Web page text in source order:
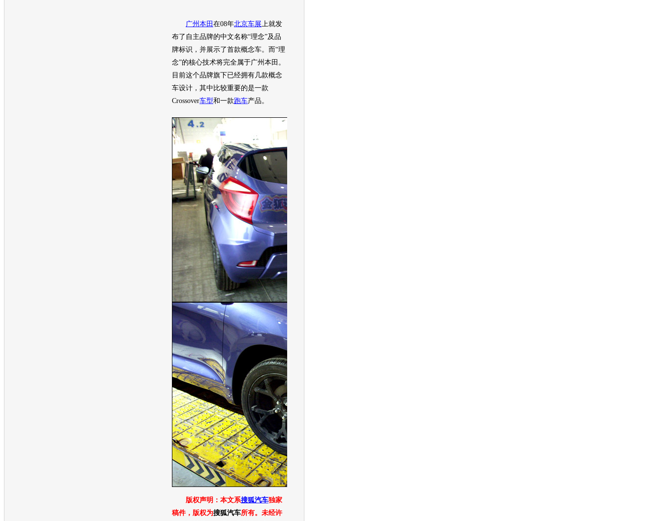
广州本田 在08年北京车展 上就发
布了自主品牌的中文名称“理念”及品
牌标识，并展示了首款概念车。而“理
念”的核心技术将完全属于广州本田 。
目前这个品牌旗下已经拥有几款概念
车设计，其中比较重要的是一款
Crossover车型和一款跑车产品。
版权声明：本文系搜狐汽车独家
稿件，版权为搜狐汽车所有。未经许